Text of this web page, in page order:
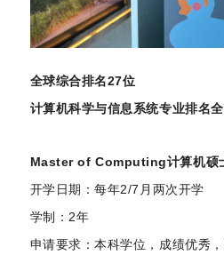
全球综合排名27位
计算机科学与信息系统专业排名
Master of Computing计算机硕
开学日期：每年2/7月两次开学
学制：2年
申请要求：本科学位，成绩优秀